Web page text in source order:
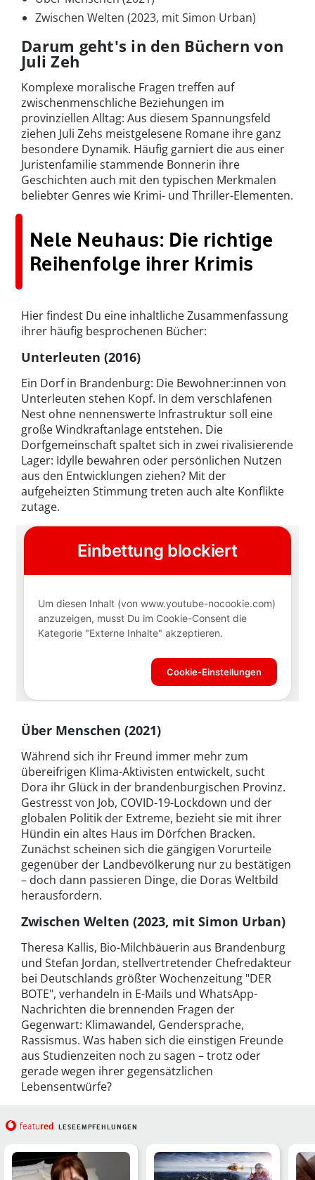
Zwischen Welten (2023, mit Simon Urban)
Darum geht's in den Büchern von
Juli Zeh
Komplexe moralische Fragen treffen auf
zwischenmenschliche Beziehungen im
provinziellen Alltag: Aus diesem Spannungsfeld
ziehen Juli Zehs meistgelesene Romane ihre ganz
besondere Dynamik. Häufig garniert die aus einer
Juristenfamilie stammende Bonnerin ihre
Geschichten auch mit den typischen Merkmalen
beliebter Genres wie Krimi- und Thriller-Elementen.
Nele Neuhaus: Die richtige
Reihenfolge ihrer Krimis
Hier findest Du eine inhaltliche Zusammenfassung
ihrer häufig besprochenen Bücher:
Unterleuten (2016)
Ein Dorf in Brandenburg: Die Bewohner:innen von
Unterleuten stehen Kopf. In dem verschlafenen
Nest ohne nennenswerte Infrastruktur soll eine
große Windkraftanlage entstehen. Die
Dorfgemeinschaft spaltet sich in zwei rivalisierende
Lager: Idylle bewahren oder persönlichen Nutzen
aus den Entwicklungen ziehen? Mit der
aufgeheizten Stimmung treten auch alte Konflikte
zutage.
Über Menschen (2021)
Während sich ihr Freund immer mehr zum
übereifrigen Klima-Aktivisten entwickelt, sucht
Dora ihr Glück in der brandenburgischen Provinz.
Gestresst von Job, COVID-19-Lockdown und der
globalen Politik der Extreme, bezieht sie mit ihrer
Hündin ein altes Haus im Dörfchen Bracken.
Zunächst scheinen sich die gängigen Vorurteile
gegenüber der Landbevölkerung nur zu bestätigen
– doch dann passieren Dinge, die Doras Weltbild
herausfordern.
Zwischen Welten (2023, mit Simon Urban)
Theresa Kallis, Bio-Milchbäuerin aus Brandenburg
und Stefan Jordan, stellvertretender Chefredakteur
bei Deutschlands größter Wochenzeitung "DER
BOTE", verhandeln in E-Mails und WhatsApp-
Nachrichten die brennenden Fragen der
Gegenwart: Klimawandel, Gendersprache,
Rassismus. Was haben sich die einstigen Freunde
aus Studienzeiten noch zu sagen – trotz oder
gerade wegen ihrer gegensätzlichen
Lebensentwürfe?
featured LESEEMPFEHLUNGEN